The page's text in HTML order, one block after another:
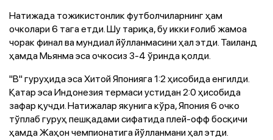
Натижада тожикистонлик футболчиларнинг ҳам
очколари 6 тага етди. Шу тариқа, бу икки ғолиб жамоа
чорак финал ва мундиал йўлланмасини ҳал этди. Таиланд
ҳамда Мьянма эса очкосиз 3-4 ўринда қолди.
"B" гуруҳида эса Хитой Японияга 1:2 ҳисобида енгилди.
Қатар эса Индонезия термаси устидан 2:0 ҳисобида
зафар қучди. Натижалар якунига кўра, Япония 6 очко
тўплаб гуруҳ пешқадами сифатида плей-офф босқичи
ҳамда Жаҳон чемпионатига йўлланмани ҳал этди.